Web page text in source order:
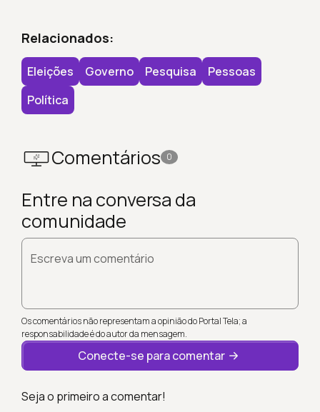
Relacionados:
Eleições Governo Pesquisa
Pessoas
Política
Comentários 0
Entre na conversa da
comunidade
Escreva um comentário
Os comentários não representam a opinião do Portal Tela; a
responsabilidade é do autor da mensagem.
Conecte-se para comentar
Seja o primeiro a comentar!